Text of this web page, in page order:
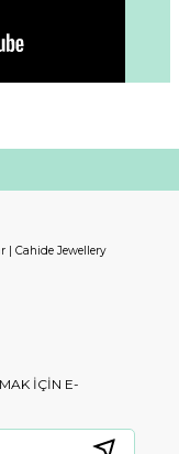
IÇIN E-